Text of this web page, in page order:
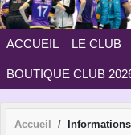
ACCUEIL LE CLUB
BOUTIQUE CLUB
Accueil